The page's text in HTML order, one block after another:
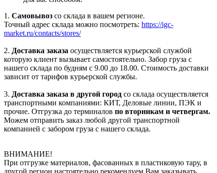
1. Самовывоз со склада в вашем регионе.
Точный адрес склада можно посмотреть: https://igc-
market.ru/contacts/stores/
2. Доставка заказа осуществляется курьерской службой
которую клиент вызывает самостоятельно. Забор груза с
нашего склада по будням с 9.00 до 18.00. Стоимость доставки
зависит от тарифов курьерской службы.
3. Доставка заказа в другой город со склада осуществляется
транспортными компаниями: КИТ, Деловые линии, ПЭК и
прочие. Отгрузка до терминалов по вторникам и четвергам.
Можем отправить заказ любой другой транспортной
компанией с забором груза с нашего склада.
ВНИМАНИЕ!
При отгрузке материалов, фасованных в пластиковую тару, в
другой регион настоятельно рекомендуем Вам заказывать